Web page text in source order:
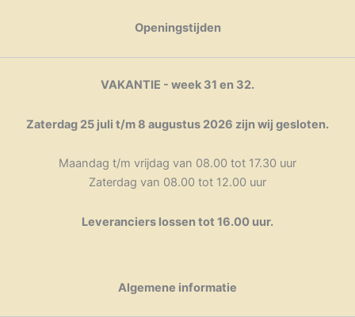
Openingstijden
VAKANTIE - week 31 en 32.
Zaterdag 25 juli t/m 8 augustus 2026 zijn wij gesloten.
Maandag t/m vrijdag van 08.00 tot 17.30 uur
Zaterdag van 08.00 tot 12.00 uur
Leveranciers lossen tot 16.00 uur.
Algemene informatie